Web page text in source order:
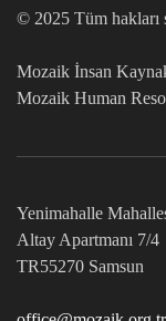
© 2025 Tüm hakları
Mozaik İnsan
Mozaik Human
Yenimahalle
Altay Apartmanı 7/4
TR55270 Samsun